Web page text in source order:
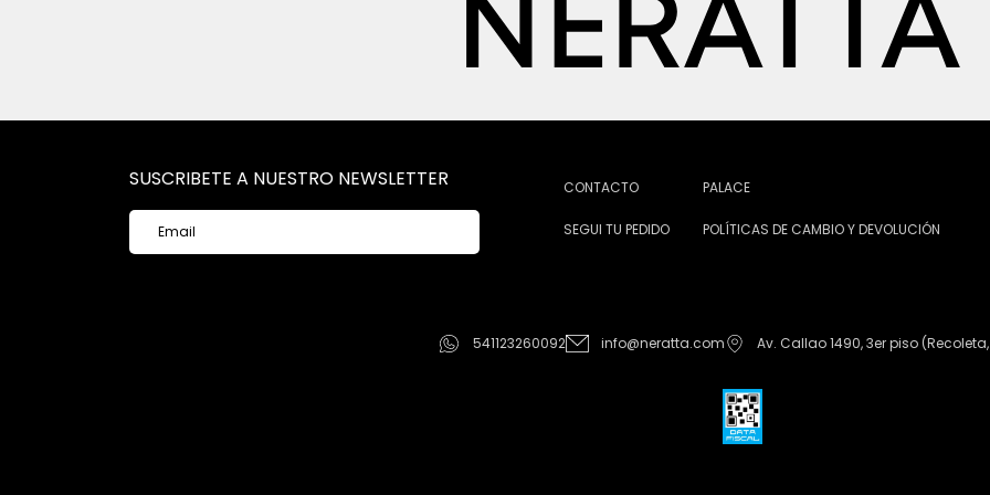
SUSCRIBETE A NUESTRO NEWSLETTER CONTACTO PALACE
SEGUI TU PEDIDO POLÍTICAS DE CAMBIO Y DEVOLUCIÓN
541123260092 info@neratta.com Av. Callao 1490, 3er piso (Recoleta,